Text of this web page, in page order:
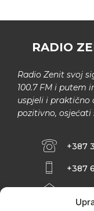
RADIO
Radio Zenit svoj
100.7 FM i putem
uspjeli i praktično
pozitivno, osjećati
+387
+387